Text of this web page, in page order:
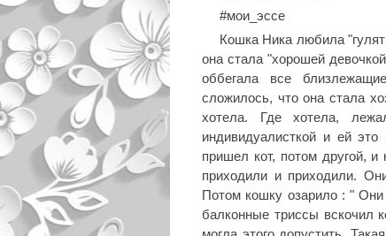
#мои_эссе
Кошка Ника любила
она стала "хорошей
оббегала все
сложилось, что она стала
хотела. Где хотела,
индивидуалисткой и ей
пришел кот, потом другой,
приходили и приходили.
Потом кошку озарило : " Они
балконные триссы вскочил